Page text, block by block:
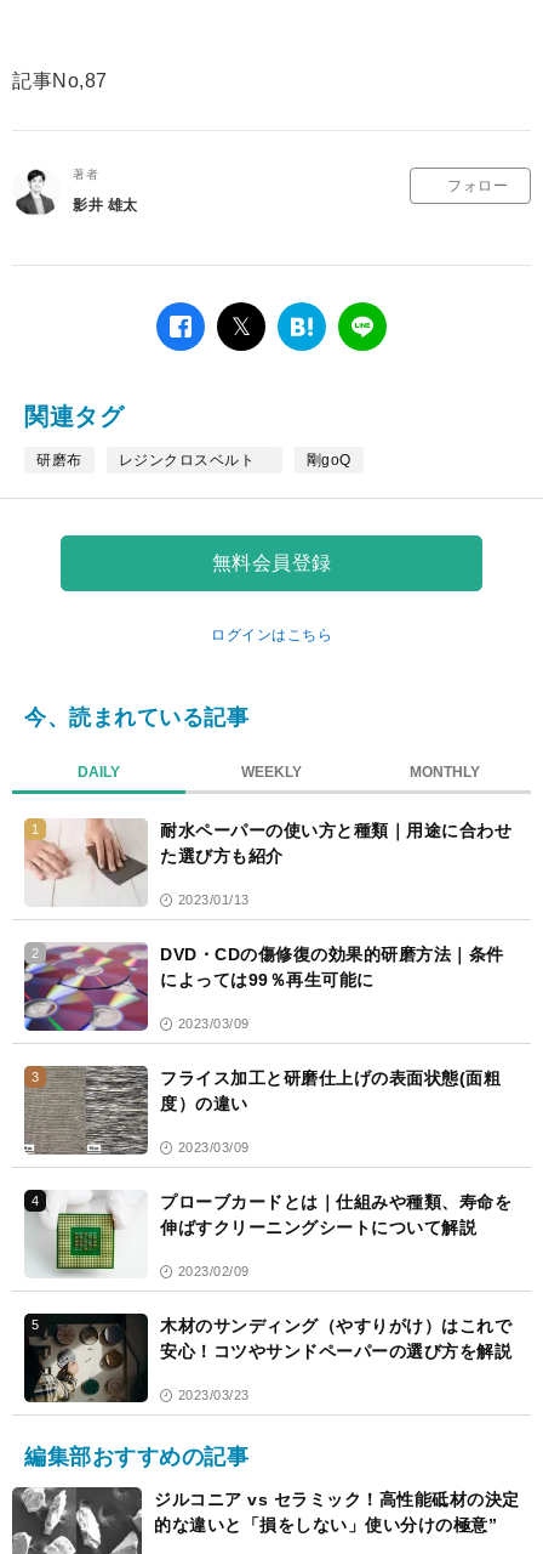
記事No,87
著者
影井 雄太
フォロー
facebook
twitterは
ク
ー
ク
LINE
関連タグ
研磨布 レジンクロスベルト 剛goQ
無料会員登録
ログインはこちら
今、読まれている記事
DAILY WEEKLY MONTHLY
1
耐水ペーパーの使い方と種類｜用途に合わせ
た選び方も紹介
2023/01/13
2
DVD・CDの傷修復の効果的研磨方法｜条件
によっては99％再生可能に
2023/03/09
3
フライス加工と研磨仕上げの表面状態(面粗
度）の違い
2023/03/09
4
プローブカードとは｜仕組みや種類、寿命を
伸ばすクリーニングシートについて解説
2023/02/09
5
木材のサンディング（やすりがけ）はこれで
安心！コツやサンドペーパーの選び方を解説
2023/03/23
編集部おすすめの記事
ジルコニア vs セラミック！高性能砥材の決定
的な違いと「損をしない」使い分けの極意”